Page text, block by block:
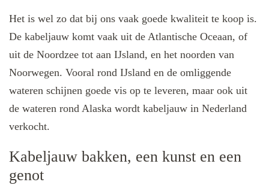
Het is wel zo dat bij ons vaak goede kwaliteit te koop is.
De kabeljauw komt vaak uit de Atlantische Oceaan, of
uit de Noordzee tot aan IJsland, en het noorden van
Noorwegen. Vooral rond IJsland en de omliggende
wateren schijnen goede vis op te leveren, maar ook uit
de wateren rond Alaska wordt kabeljauw in Nederland
verkocht.
Kabeljauw bakken, een kunst en een
genot